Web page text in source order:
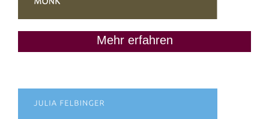
Mehr erfahren